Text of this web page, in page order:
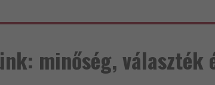
minőség, választék